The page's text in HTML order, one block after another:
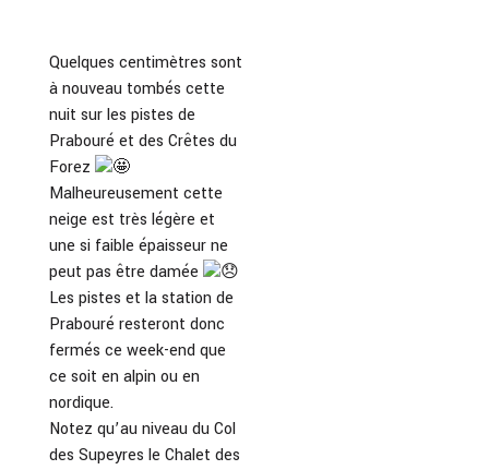
Quelques centimètres sont
à nouveau tombés cette
nuit sur les pistes de
Prabouré et des Crêtes du
Forez
Malheureusement cette
neige est très légère et
une si faible épaisseur ne
peut pas être damée
Les pistes et la station de
Prabouré resteront donc
fermés ce week-end que
ce soit en alpin ou en
nordique.
Notez qu’au niveau du Col
des Supeyres le Chalet des